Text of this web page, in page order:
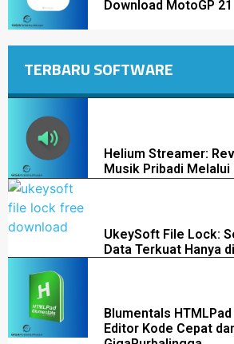
Download MotoGP
TERBARU SOFTWARE
Helium Streamer:
Musik Pribadi
UkeySoft File Lock:
Data Terkuat Hanya
Blumentals
Editor Kode Cepat